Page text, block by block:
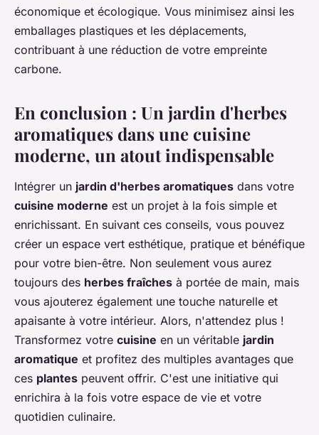
économique et écologique. Vous minimisez ainsi les
emballages plastiques et les déplacements,
contribuant à une réduction de votre empreinte
carbone.
En conclusion : Un jardin d'herbes
aromatiques dans une cuisine
moderne, un atout indispensable
Intégrer un jardin d'herbes aromatiques dans votre
cuisine moderne est un projet à la fois simple et
enrichissant. En suivant ces conseils, vous pouvez
créer un espace vert esthétique, pratique et bénéfique
pour votre bien-être. Non seulement vous aurez
toujours des herbes fraîches à portée de main, mais
vous ajouterez également une touche naturelle et
apaisante à votre intérieur. Alors, n'attendez plus !
Transformez votre cuisine en un véritable jardin
aromatique et profitez des multiples avantages que
ces plantes peuvent offrir. C'est une initiative qui
enrichira à la fois votre espace de vie et votre
quotidien culinaire.